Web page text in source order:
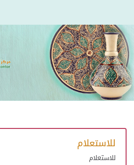
للاستعلام
للاستعلام